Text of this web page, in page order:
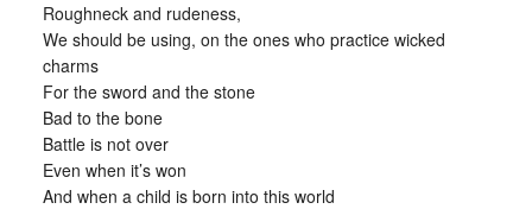
Roughneck and rudeness,
We should be using, on the ones who practice wicked
charms
For the sword and the stone
Bad to the bone
Battle is not over
Even when it’s won
And when a child is born into this world